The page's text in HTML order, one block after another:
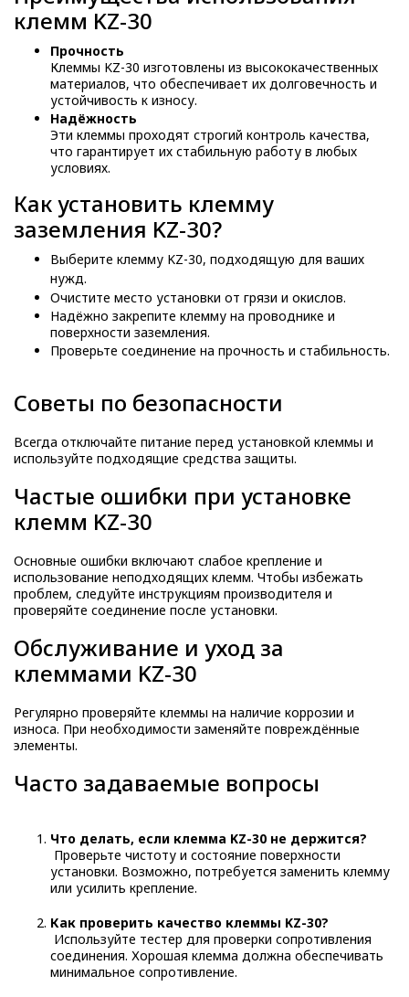
клемм KZ-30
Прочность
Клеммы KZ-30 изготовлены из высококачественных
материалов, что обеспечивает их долговечность и
устойчивость к износу.
Надёжность
Эти клеммы проходят строгий контроль качества,
что гарантирует их стабильную работу в любых
условиях.
Как установить клемму
заземления KZ-30?
Выберите клемму KZ-30, подходящую для ваших
нужд.
Очистите место установки от грязи и окислов.
Надёжно закрепите клемму на проводнике и
поверхности заземления.
Проверьте соединение на прочность и стабильность.
Советы по безопасности
Всегда отключайте питание перед установкой клеммы и
используйте подходящие средства защиты.
Частые ошибки при установке
клемм KZ-30
Основные ошибки включают слабое крепление и
использование неподходящих клемм. Чтобы избежать
проблем, следуйте инструкциям производителя и
проверяйте соединение после установки.
Обслуживание и уход за
клеммами KZ-30
Регулярно проверяйте клеммы на наличие коррозии и
износа. При необходимости заменяйте повреждённые
элементы.
Часто задаваемые вопросы
Что делать, если клемма KZ-30 не держится?
Проверьте чистоту и состояние поверхности
установки. Возможно, потребуется заменить клемму
или усилить крепление.
Как проверить качество клеммы KZ-30?
Используйте тестер для проверки сопротивления
соединения. Хорошая клемма должна обеспечивать
минимальное сопротивление.